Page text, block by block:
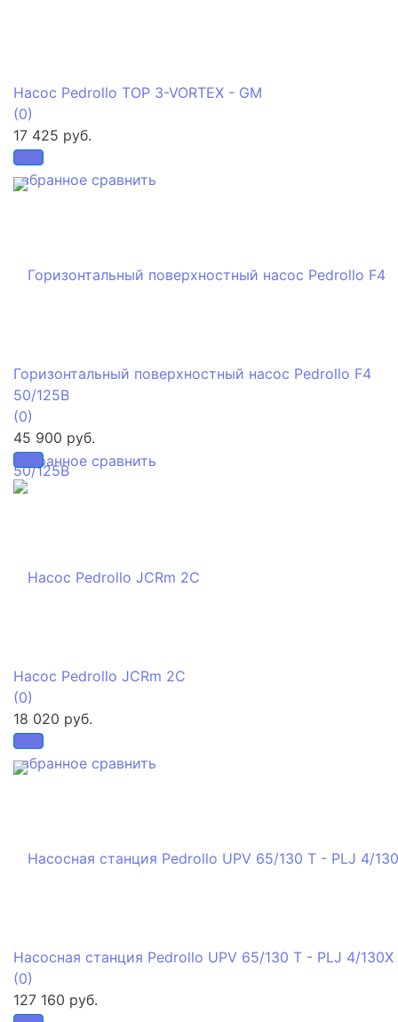
избранное сравнить
Насос Pedrollo TOP 3-VORTEX - GM
(0)
17 425 руб.
избранное сравнить
Горизонтальный поверхностный насос Pedrollo F4
50/125B
(0)
45 900 руб.
избранное сравнить
Насос Pedrollo JCRm 2C
(0)
18 020 руб.
Насосная станция Pedrollo UPV 65/130 T - PLJ 4/130X
(0)
127 160 руб.